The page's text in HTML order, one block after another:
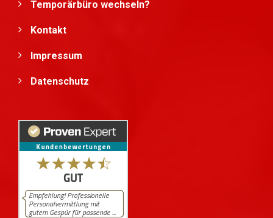
Temporärbüro wechseln?
Kontakt
Impressum
Datenschutz